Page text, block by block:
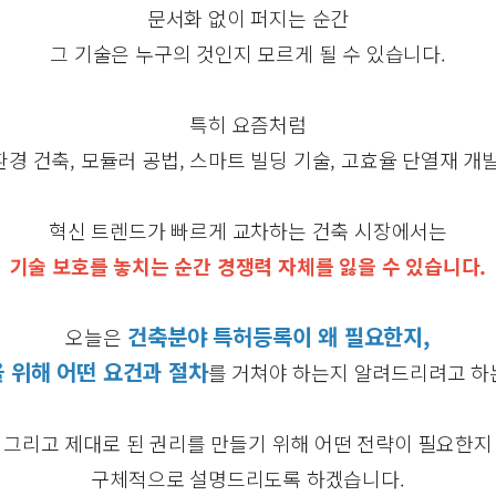
문서화 없이 퍼지는 순간
그 기술은 누구의 것인지 모르게 될 수 있습니다.
특히 요즘처럼
경 건축, 모듈러 공법, 스마트 빌딩 기술, 고효율 단열재 개
혁신 트렌드가 빠르게 교차하는 건축 시장에서는
기술 보호를 놓치는 순간 경쟁력 자체를 잃을 수 있습니다.
오늘은 건축분야 특허등록이 왜 필요한지,
위해 어떤 요건과 절차를 거쳐야 하는지 알려드리려고 하
그리고 제대로 된 권리를 만들기 위해 어떤 전략이 필요한지
구체적으로 설명드리도록 하겠습니다.